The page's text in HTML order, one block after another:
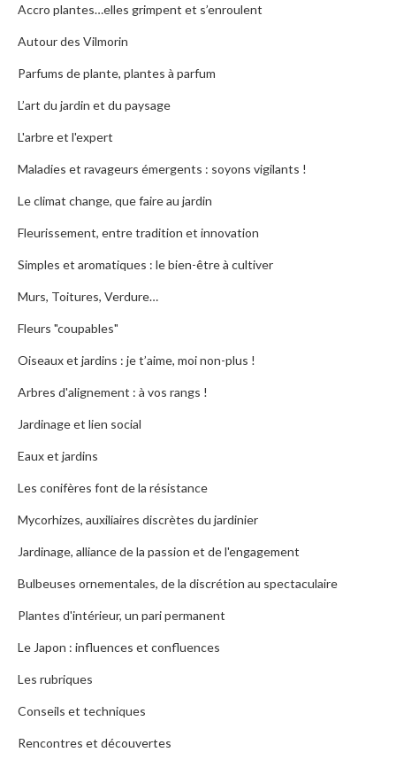
Accro plantes…elles grimpent et s’enroulent
Autour des Vilmorin
Parfums de plante, plantes à parfum
L’art du jardin et du paysage
L'arbre et l'expert
Maladies et ravageurs émergents : soyons vigilants !
Le climat change, que faire au jardin
Fleurissement, entre tradition et innovation
Simples et aromatiques : le bien-être à cultiver
Murs, Toitures, Verdure…
Fleurs "coupables"
Oiseaux et jardins : je t’aime, moi non-plus !
Arbres d'alignement : à vos rangs !
Jardinage et lien social
Eaux et jardins
Les conifères font de la résistance
Mycorhizes, auxiliaires discrètes du jardinier
Jardinage, alliance de la passion et de l'engagement
Bulbeuses ornementales, de la discrétion au spectaculaire
Plantes d'intérieur, un pari permanent
Le Japon : influences et confluences
Les rubriques
Conseils et techniques
Rencontres et découvertes